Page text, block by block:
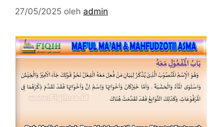
27/05/2025 oleh admin